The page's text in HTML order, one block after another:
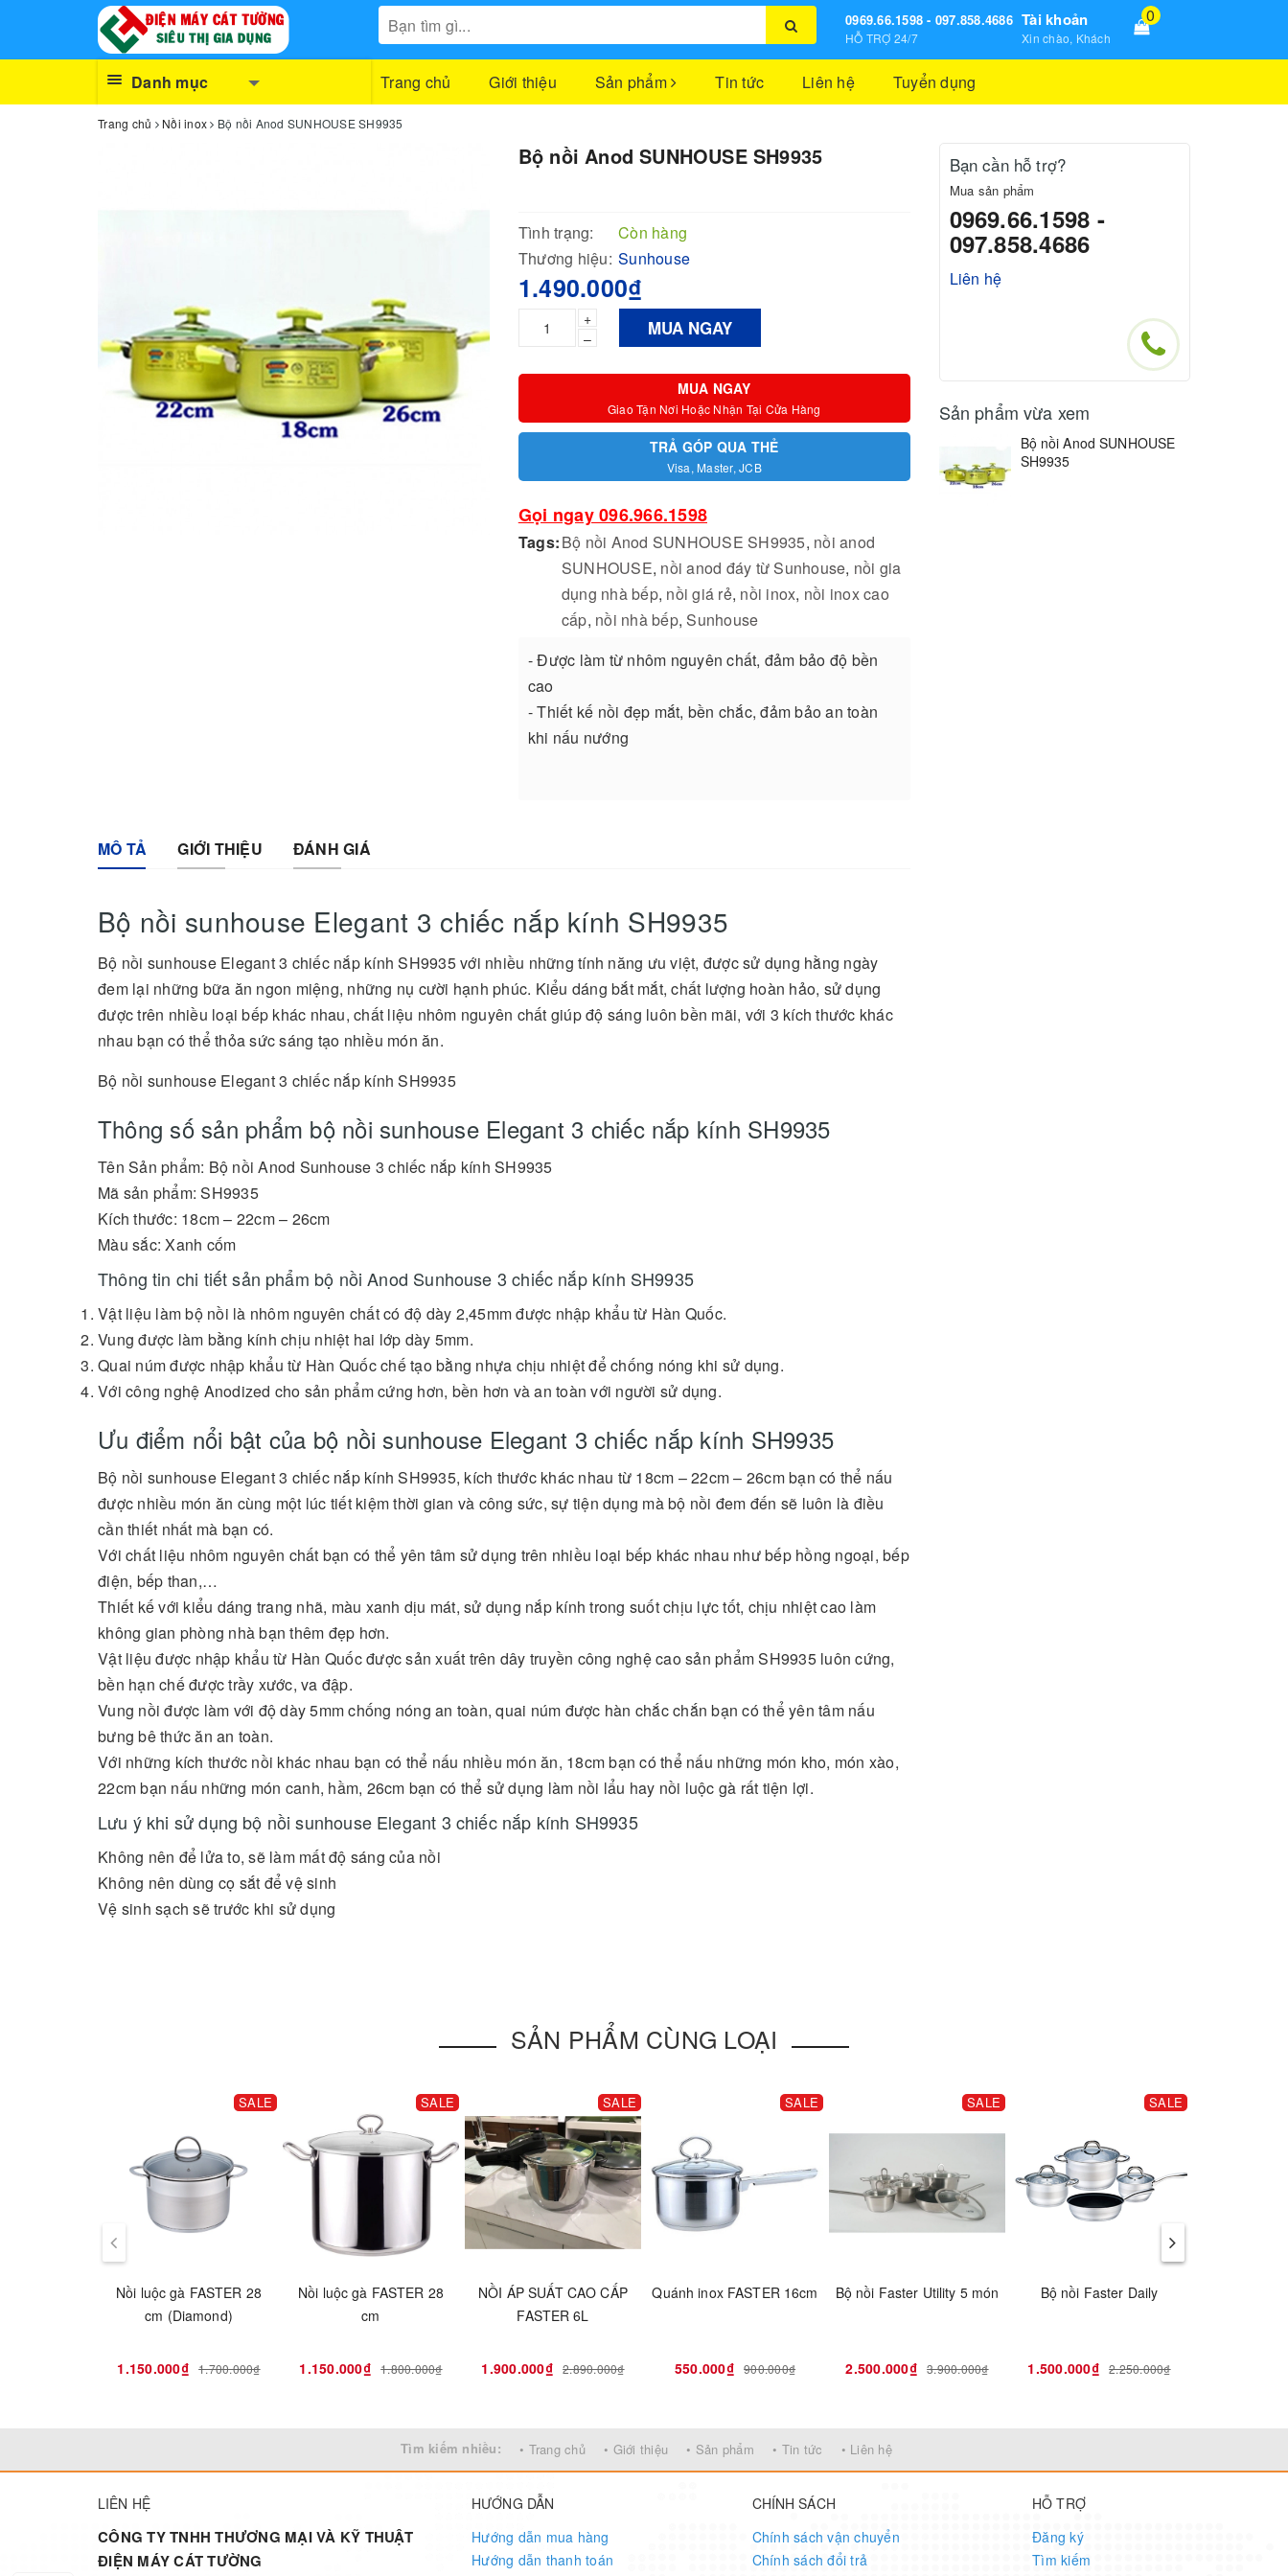
0969.66.1598 - 097.858.4686
HỖ TRỢ 24/7
Tài khoản
Xin chào, Khách
0
Danh mục Trang chủ Giới thiệu Sản phẩm Tin tức Liên hệ Tuyển dụng
Trang chủ Nồi inox Bộ nồi Anod SUNHOUSE SH9935
Bộ nồi Anod SUNHOUSE SH9935
Tình trạng:
Còn hàng
Thương hiệu: Sunhouse
1.490.000₫
+
–
MUA NGAY
MUA NGAY
Giao Tận Nơi Hoặc Nhận Tại Cửa Hàng
TRẢ GÓP QUA THẺ
Visa, Master, JCB
Gọi ngay 096.966.1598
Tags:Bộ nồi Anod SUNHOUSE SH9935, nồi anod
SUNHOUSE, nồi anod đáy từ Sunhouse, nồi gia
dụng nhà bếp, nồi giá rẻ, nồi inox, nồi inox cao
cấp, nồi nhà bếp, Sunhouse
- Được làm từ nhôm nguyên chất, đảm bảo độ bền
cao
- Thiết kế nồi đẹp mắt, bền chắc, đảm bảo an toàn
khi nấu nướng
MÔ TẢ GIỚI THIỆU ĐÁNH GIÁ
Bộ nồi sunhouse Elegant 3 chiếc nắp kính SH9935
Bộ nồi sunhouse Elegant 3 chiếc nắp kính SH9935 với nhiều những tính năng ưu việt, được sử dụng hằng ngày
đem lại những bữa ăn ngon miệng, những nụ cười hạnh phúc. Kiểu dáng bắt mắt, chất lượng hoàn hảo, sử dụng
được trên nhiều loại bếp khác nhau, chất liệu nhôm nguyên chất giúp độ sáng luôn bền mãi, với 3 kích thước khác
nhau bạn có thể thỏa sức sáng tạo nhiều món ăn.
Bộ nồi sunhouse Elegant 3 chiếc nắp kính SH9935
Thông số sản phẩm bộ nồi sunhouse Elegant 3 chiếc nắp kính SH9935
Tên Sản phẩm: Bộ nồi Anod Sunhouse 3 chiếc nắp kính SH9935
Mã sản phẩm: SH9935
Kích thước: 18cm – 22cm – 26cm
Màu sắc: Xanh cốm
Thông tin chi tiết sản phẩm bộ nồi Anod Sunhouse 3 chiếc nắp kính SH9935
Vật liệu làm bộ nồi là nhôm nguyên chất có độ dày 2,45mm được nhập khẩu từ Hàn Quốc.
Vung được làm bằng kính chịu nhiệt hai lớp dày 5mm.
Quai núm được nhập khẩu từ Hàn Quốc chế tạo bằng nhựa chịu nhiệt để chống nóng khi sử dụng.
Với công nghệ Anodized cho sản phẩm cứng hơn, bền hơn và an toàn với người sử dụng.
Ưu điểm nổi bật của bộ nồi sunhouse Elegant 3 chiếc nắp kính SH9935
Bộ nồi sunhouse Elegant 3 chiếc nắp kính SH9935, kích thước khác nhau từ 18cm – 22cm – 26cm bạn có thể nấu
được nhiều món ăn cùng một lúc tiết kiệm thời gian và công sức, sự tiện dụng mà bộ nồi đem đến sẽ luôn là điều
cần thiết nhất mà bạn có.
Với chất liệu nhôm nguyên chất bạn có thể yên tâm sử dụng trên nhiều loại bếp khác nhau như bếp hồng ngoại, bếp
điện, bếp than,…
Thiết kế với kiểu dáng trang nhã, màu xanh dịu mát, sử dụng nắp kính trong suốt chịu lực tốt, chịu nhiệt cao làm
không gian phòng nhà bạn thêm đẹp hơn.
Vật liệu được nhập khẩu từ Hàn Quốc được sản xuất trên dây truyền công nghệ cao sản phẩm SH9935 luôn cứng,
bền hạn chế được trầy xước, va đập.
Vung nồi được làm với độ dày 5mm chống nóng an toàn, quai núm được hàn chắc chắn bạn có thể yên tâm nấu
bưng bê thức ăn an toàn.
Với những kích thước nồi khác nhau bạn có thể nấu nhiều món ăn, 18cm bạn có thể nấu những món kho, món xào,
22cm bạn nấu những món canh, hầm, 26cm bạn có thể sử dụng làm nồi lẩu hay nồi luộc gà rất tiện lợi.
Lưu ý khi sử dụng bộ nồi sunhouse Elegant 3 chiếc nắp kính SH9935
Không nên để lửa to, sẽ làm mất độ sáng của nồi
Không nên dùng cọ sắt để vệ sinh
Vệ sinh sạch sẽ trước khi sử dụng
Bạn cần hỗ trợ?
Mua sản phẩm
0969.66.1598 -
097.858.4686
Liên hệ
Sản phẩm vừa xem
Bộ nồi Anod SUNHOUSE
SH9935
SẢN PHẨM CÙNG LOẠI
SALE
Nồi luộc gà FASTER 28
cm (Diamond)
1.150.000₫ 1.700.000₫
SALE
Nồi luộc gà FASTER 28
cm
1.150.000₫ 1.800.000₫
SALE
NỒI ÁP SUẤT CAO CẤP
FASTER 6L
1.900.000₫ 2.890.000₫
SALE
Quánh inox FASTER 16cm
550.000₫ 900.000₫
SALE
Bộ nồi Faster Utility 5 món
2.500.000₫ 3.900.000₫
SALE
Bộ nồi Faster Daily
1.500.000₫ 2.250.000₫
Tìm kiếm nhiều: • Trang chủ • Giới thiệu • Sản phẩm • Tin tức • Liên hệ
LIÊN HỆ
CÔNG TY TNHH THƯƠNG MẠI VÀ KỸ THUẬT
ĐIỆN MÁY CÁT TƯỜNG
HƯỚNG DẪN
Hướng dẫn mua hàng
Hướng dẫn thanh toán
CHÍNH SÁCH
Chính sách vận chuyển
Chính sách đổi trả
HỖ TRỢ
Đăng ký
Tìm kiếm